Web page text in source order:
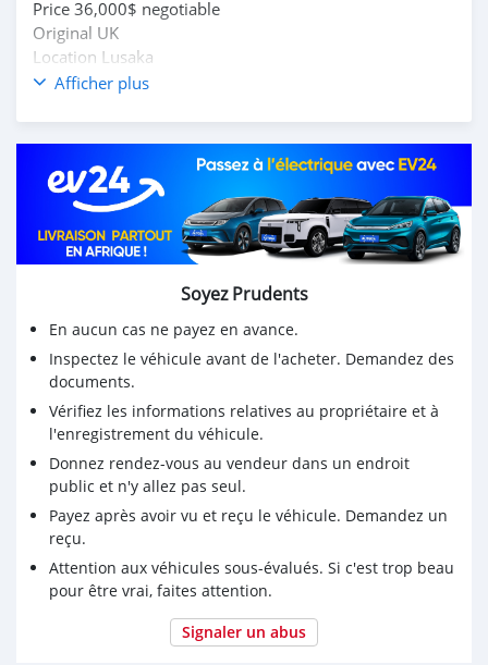
Price 36,000$ negotiable
Original UK
Location Lusaka
Call 0973826497
Afficher plus
Soyez Prudents
En aucun cas ne payez en avance.
Inspectez le véhicule avant de l'acheter. Demandez des
documents.
Vérifiez les informations relatives au propriétaire et à
l'enregistrement du véhicule.
Donnez rendez-vous au vendeur dans un endroit
public et n'y allez pas seul.
Payez après avoir vu et reçu le véhicule. Demandez un
reçu.
Attention aux véhicules sous-évalués. Si c'est trop beau
pour être vrai, faites attention.
Signaler un abus